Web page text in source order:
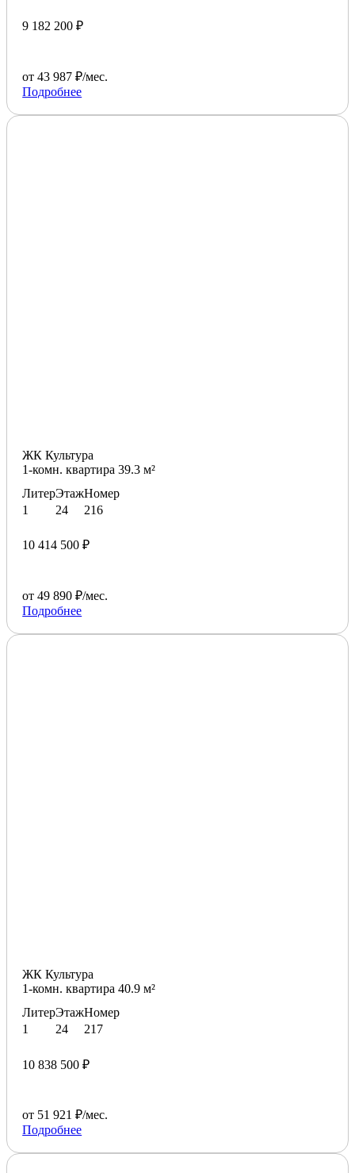
9 182 200 ₽
от 43 987 ₽/мес.
Подробнее
ЖК Культура
1-комн. квартира 39.3 м²
Литер
1
Этаж
24
Номер
216
10 414 500 ₽
от 49 890 ₽/мес.
Подробнее
ЖК Культура
1-комн. квартира 40.9 м²
Литер
1
Этаж
24
Номер
217
10 838 500 ₽
от 51 921 ₽/мес.
Подробнее